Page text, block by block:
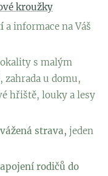
kroužky
a informace na Váš
s malým
u domu,
hřiště, louky a lesy
strava, jeden
rodičů do